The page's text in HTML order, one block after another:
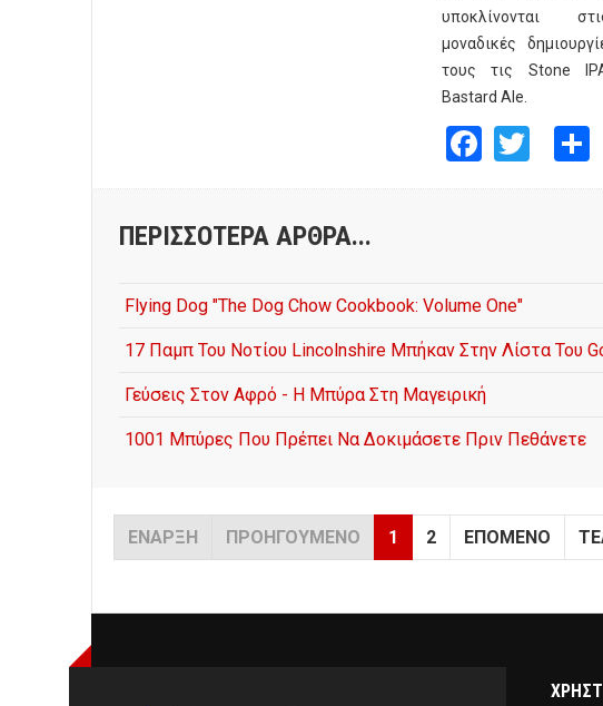
υποκλίνονται
μοναδικές
τους τις Stone
Bastard Ale.
ΠΕΡΙΣΣΌΤΕΡΑ ΆΡΘΡΑ...
Flying Dog "The Dog Chow Cookbook: Volume One"
17 Παμπ Του Νοτίου Lincolnshire Μπήκαν Στην Λίστα Του
Γεύσεις Στον Αφρό - Η Μπύρα Στη Μαγειρική
1001 Μπύρες Που Πρέπει Να Δοκιμάσετε Πριν Πεθάνετε
ΈΝΑΡΞΗ ΠΡΟΗΓΟΎΜΕΝΟ 1 2 ΕΠΌΜΕΝΟ